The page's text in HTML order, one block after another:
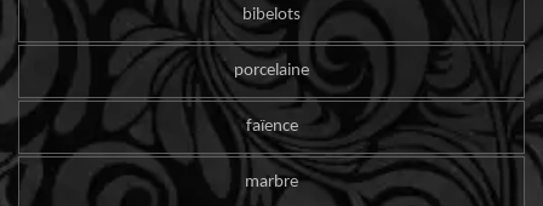
bibelots
porcelaine
faïence
marbre